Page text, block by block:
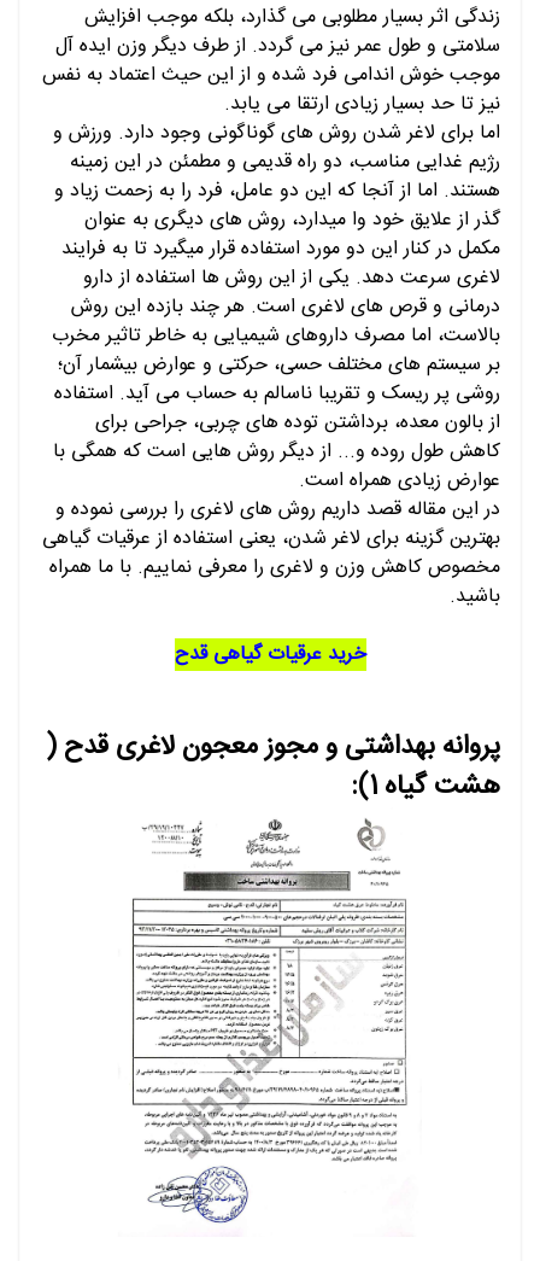
زندگی اثر بسیار مطلوبی می گذارد، بلکه موجب افزایش
سلامتی و طول عمر نیز می گردد. از طرف دیگر وزن ایده آل
موجب خوش اندامی فرد شده و از این حیث اعتماد به نفس
نیز تا حد بسیار زیادی ارتقا می یابد.
اما برای لاغر شدن روش های گوناگونی وجود دارد. ورزش و
رژیم غدایی مناسب، دو راه قدیمی و مطمئن در این زمینه
هستند. اما از آنجا که این دو عامل، فرد را به زحمت زیاد و
گذر از علایق خود وا میدارد، روش های دیگری به عنوان
مکمل در کنار این دو مورد استفاده قرار میگیرد تا به فرایند
لاغری سرعت دهد. یکی از این روش ها استفاده از دارو
درمانی و قرص های لاغری است. هر چند بازده این روش
بالاست، اما مصرف داروهای شیمیایی به خاطر تاثیر مخرب
بر سیستم های مختلف حسی، حرکتی و عوارض بیشمار آن؛
روشی پر ریسک و تقریبا ناسالم به حساب می آید. استفاده
از بالون معده، برداشتن توده های چربی، جراحی برای
کاهش طول روده و... از دیگر روش هایی است که همگی با
عوارض زیادی همراه است.
در این مقاله قصد داریم روش های لاغری را بررسی نموده و
بهترین گزینه برای لاغر شدن، یعنی استفاده از عرقیات گیاهی
مخصوص کاهش وزن و لاغری را معرفی نماییم. با ما همراه
باشید.
خرید عرقیات گیاهی قدح
پروانه بهداشتی و مجوز معجون لاغری قدح (
هشت گیاه 1):